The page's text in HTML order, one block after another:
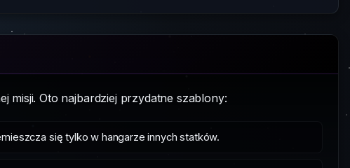
misji. Oto najbardziej przydatne szablony:
się tylko w hangarze innych statków.